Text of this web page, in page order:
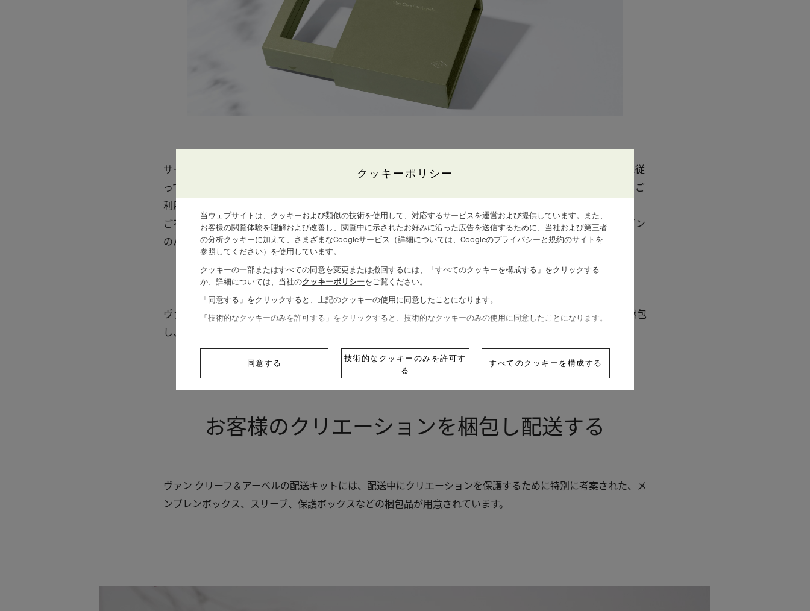
サービスのご依頼は、以下のリンク「オンラインでのサービスを依頼する」より、ケアアドバイザーの案内に従
ってお申し込みください。ご依頼についていくつかの質問にご回答いただいた後、ホームコレクトサービスをご
利用いただけます。
ご不明な点がございましたら、メール（maison-jp@vancleefarpels.com）、お電話（0120-10-1906）にてメゾン
のパーソナルアドバイザーにご相談ください。
オンラインでのサービスを依頼する
ヴァン クリーフ＆アーペルでは、配送中にお客様のクリエーションを保護するために、専用の配送キットで梱包
し、無料でお届けしています。
お客様のクリエーションを梱包し配送する
ヴァン クリーフ＆アーペルの配送キットには、配送中にクリエーションを保護するために特別に考案された、メ
ンブレンボックス、スリーブ、保護ボックスなどの梱包品が用意されています。
クッキーポリシー
当ウェブサイトは、クッキーおよび類似の技術を使用して、対応するサービスを運営および提供しています。また、
お客様の閲覧体験を理解および改善し、閲覧中に示されたお好みに沿った広告を送信するために、当社および第三者
の分析クッキーに加えて、さまざまなGoogleサービス（詳細については、 Googleのプライバシーと規約のサイト を
参照してください）を使用しています。
クッキーの一部またはすべての同意を変更または撤回するには、「すべてのクッキーを構成する」をクリックする
か、詳細については、当社のクッキーポリシーをご覧ください。
「同意する」をクリックすると、上記のクッキーの使用に同意したことになります。
「技術的なクッキーのみを許可する」をクリックすると、技術的なクッキーのみの使用に同意したことになります。
同意する
技術的なクッキーのみを許可す
る
すべてのクッキーを構成する